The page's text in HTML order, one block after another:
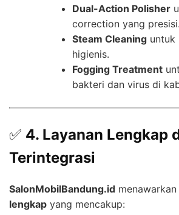
Dual-Action Polisher
correction yang presisi.
Steam Cleaning untuk
higienis.
Fogging Treatment
bakteri dan virus di
✅ 4. Layanan Lengkap
Terintegrasi
SalonMobilBandung.id menawarkan
lengkap yang mencakup: